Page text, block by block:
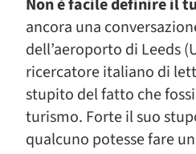
Non è facile definire il
ancora una
dell’aeroporto di Leeds
ricercatore italiano di
stupito del fatto che
turismo. Forte il suo
qualcuno potesse fare